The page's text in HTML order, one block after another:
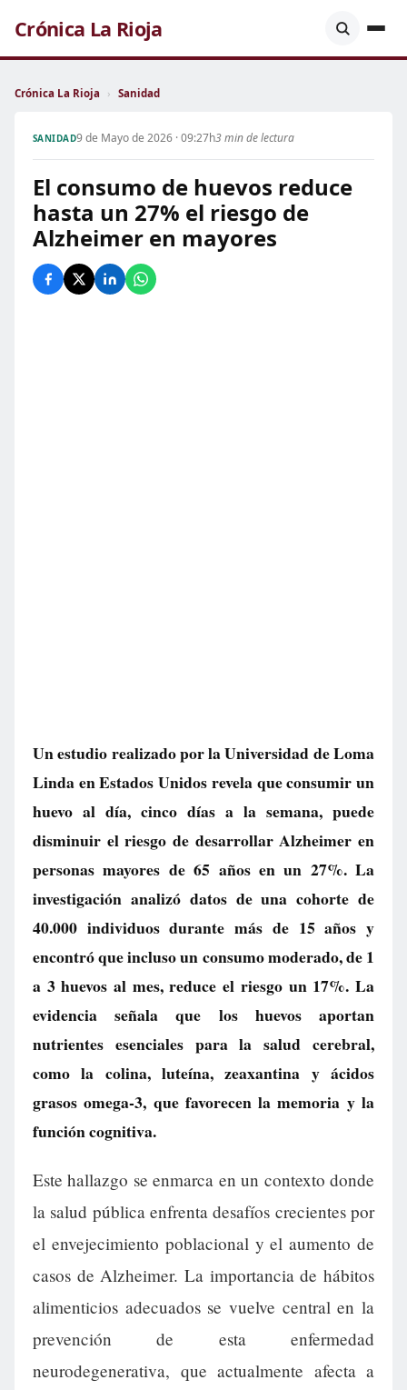
Crónica La Rioja
Crónica La Rioja › Sanidad
SANIDAD9 de Mayo de 2026 · 09:27h3 min de lectura
El consumo de huevos reduce
hasta un 27% el riesgo de
Alzheimer en mayores
Un estudio realizado por la Universidad de Loma
Linda en Estados Unidos revela que consumir un
huevo al día, cinco días a la semana, puede
disminuir el riesgo de desarrollar Alzheimer en
personas mayores de 65 años en un 27%. La
investigación analizó datos de una cohorte de
40.000 individuos durante más de 15 años y
encontró que incluso un consumo moderado, de 1
a 3 huevos al mes, reduce el riesgo un 17%. La
evidencia señala que los huevos aportan
nutrientes esenciales para la salud cerebral,
como la colina, luteína, zeaxantina y ácidos
grasos omega-3, que favorecen la memoria y la
función cognitiva.
Este hallazgo se enmarca en un contexto donde
la salud pública enfrenta desafíos crecientes por
el envejecimiento poblacional y el aumento de
casos de Alzheimer. La importancia de hábitos
alimenticios adecuados se vuelve central en la
prevención de esta enfermedad
neurodegenerativa, que actualmente afecta a